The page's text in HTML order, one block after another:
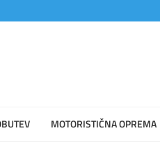
MOTORISTIČNA OPREMA